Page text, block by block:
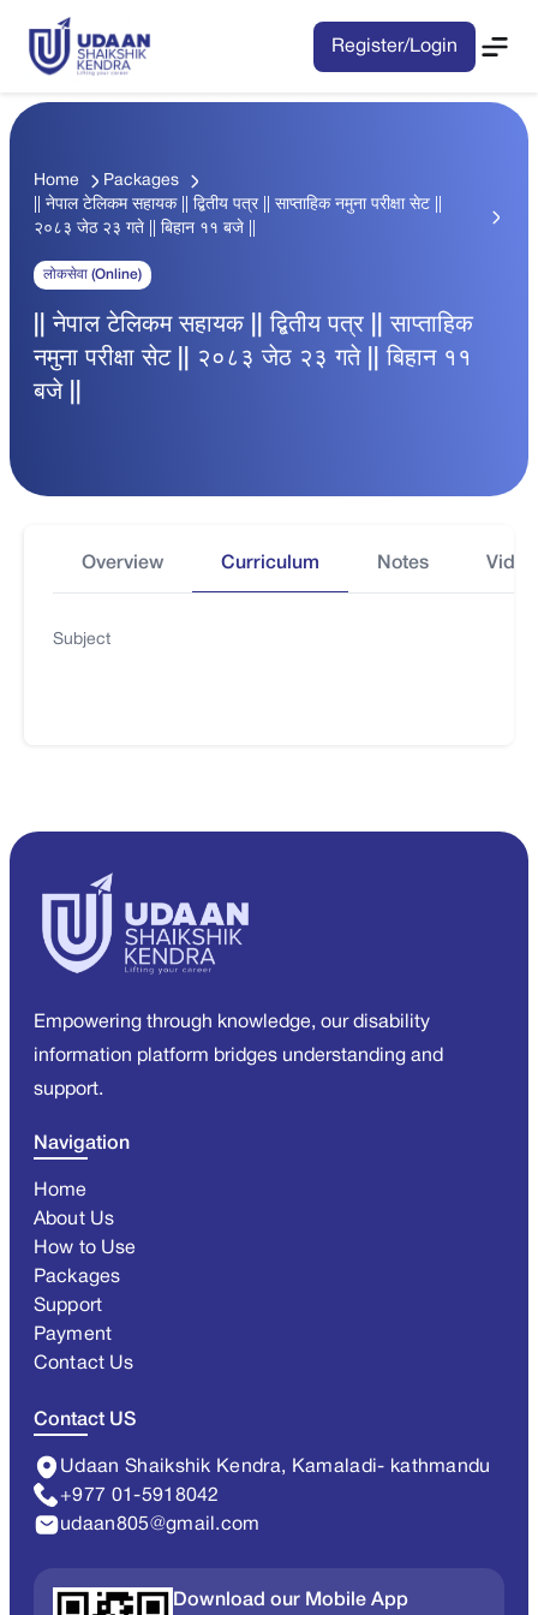
Register/Login
Home
Packages
|| नेपाल टेलिकम सहायक || द्बितीय पत्र || साप्ताहिक नमुना परीक्षा सेट ||
२०८३ जेठ २३ गते || बिहान ११ बजे ||
लोकसेवा (Online)
|| नेपाल टेलिकम सहायक || द्बितीय पत्र || साप्ताहिक
नमुना परीक्षा सेट || २०८३ जेठ २३ गते || बिहान ११
बजे ||
Overview Curriculum Notes
Subject
Empowering through knowledge, our disability
information platform bridges understanding and
support.
Navigation
Home
About Us
How to Use
Packages
Support
Payment
Contact Us
Contact US
Udaan Shaikshik Kendra, Kamaladi- kathmandu
+977 01-5918042
udaan805@gmail.com
Download our Mobile App